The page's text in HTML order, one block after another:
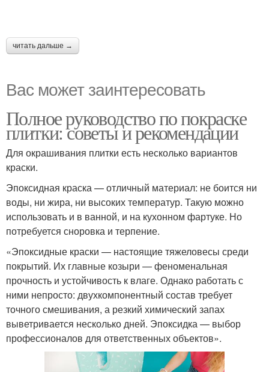
читать дальше →
Вас может заинтересовать
Полное руководство по покраске
плитки: советы и рекомендации
Для окрашивания плитки есть несколько вариантов
краски.
Эпоксидная краска — отличный материал: не боится ни
воды, ни жира, ни высоких температур. Такую можно
использовать и в ванной, и на кухонном фартуке. Но
потребуется сноровка и терпение.
«Эпоксидные краски — настоящие тяжеловесы среди
покрытий. Их главные козыри — феноменальная
прочность и устойчивость к влаге. Однако работать с
ними непросто: двухкомпонентный состав требует
точного смешивания, а резкий химический запах
выветривается несколько дней. Эпоксидка — выбор
профессионалов для ответственных объектов».